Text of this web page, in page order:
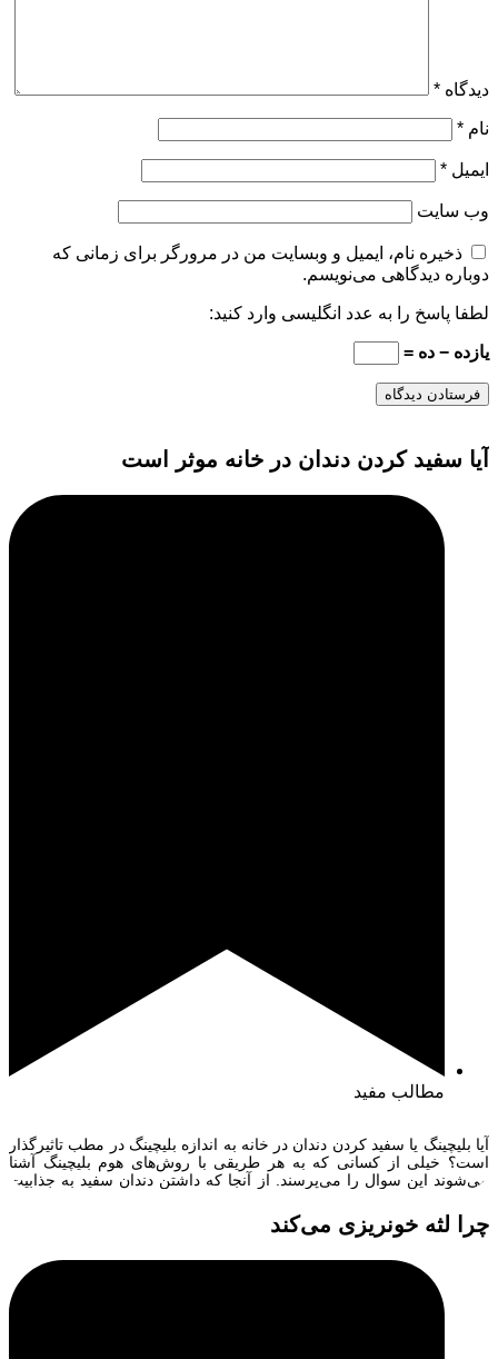
دیدگاه*
نام*
ایمیل *
وب‌ سایت
ذخیره نام، ایمیل و وبسایت من در مرورگر برای زمانی که
دوباره دیدگاهی می‌نویسم.
لطفا پاسخ را به عدد انگلیسی وارد کنید:
یازده − ده =
آیا سفید کردن دندان در خانه موثر است
مطالب مفید
آیا بلیچینگ یا سفید کردن دندان در خانه به اندازه بلیچینگ در مطب تاثیرگذار
است؟ خیلی از کسانی که به هر طریقی با روش‌های هوم بلیچینگ آشنا
می‌شوند این سوال را می‌پرسند. از آنجا که داشتن دندان سفید به جذابیت
شدن دندان‌های […]
چرا لثه خونریزی می‌کند